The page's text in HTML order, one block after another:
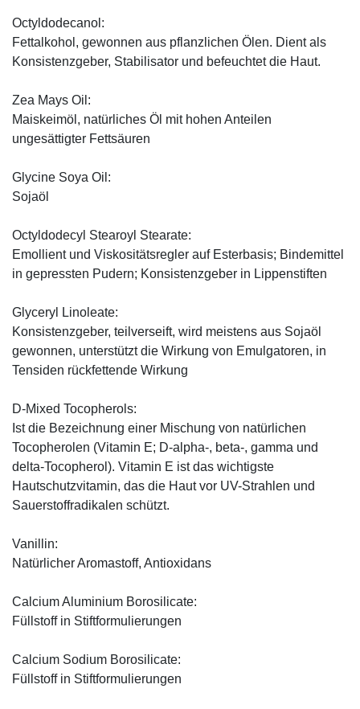
Octyldodecanol:
Fettalkohol, gewonnen aus pflanzlichen Ölen. Dient als
Konsistenzgeber, Stabilisator und befeuchtet die Haut.
Zea Mays Oil:
Maiskeimöl, natürliches Öl mit hohen Anteilen
ungesättigter Fettsäuren
Glycine Soya Oil:
Sojaöl
Octyldodecyl Stearoyl Stearate:
Emollient und Viskositätsregler auf Esterbasis; Bindemittel
in gepressten Pudern; Konsistenzgeber in Lippenstiften
Glyceryl Linoleate:
Konsistenzgeber, teilverseift, wird meistens aus Sojaöl
gewonnen, unterstützt die Wirkung von Emulgatoren, in
Tensiden rückfettende Wirkung
D-Mixed Tocopherols:
Ist die Bezeichnung einer Mischung von natürlichen
Tocopherolen (Vitamin E; D-alpha-, beta-, gamma und
delta-Tocopherol). Vitamin E ist das wichtigste
Hautschutzvitamin, das die Haut vor UV-Strahlen und
Sauerstoffradikalen schützt.
Vanillin:
Natürlicher Aromastoff, Antioxidans
Calcium Aluminium Borosilicate:
Füllstoff in Stiftformulierungen
Calcium Sodium Borosilicate:
Füllstoff in Stiftformulierungen